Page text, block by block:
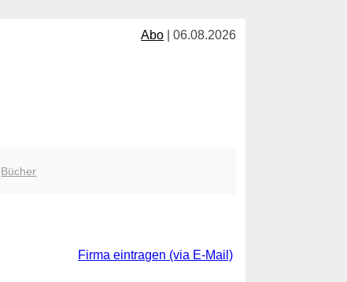
Abo | 06.08.2026
Bücher
Firma eintragen (via E-Mail)